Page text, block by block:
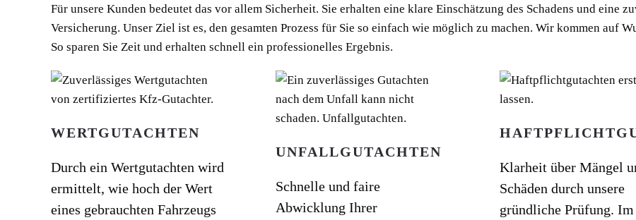
Für unsere Kunden bedeutet das vor allem Sicherheit. Sie erhalten eine klare Einschätzung des Schadens und eine
Versicherung. Unser Ziel ist es, den gesamten Prozess für Sie so einfach wie möglich zu machen. Wir kommen auf
So sparen Sie Zeit und erhalten schnell ein professionelles Ergebnis.
WERTGUTACHTEN
Durch ein Wertgutachten wird
ermittelt, wie hoch der Wert
eines gebrauchten Fahrzeugs
UNFALLGUTACHTEN
Schnelle und faire
Abwicklung Ihrer
Klarheit über Mängel
Schäden durch unsere
gründliche Prüfung. Im